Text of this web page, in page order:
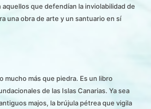
que defendían la inviolabilidad de
una obra de arte y un santuario en sí
mucho más que piedra. Es un libro
de las Islas Canarias. Ya sea
majos, la brújula pétrea que vigila